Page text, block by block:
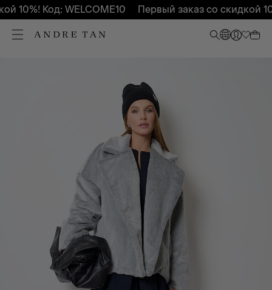
Код: WELCOME10 Первый заказ со скидкой